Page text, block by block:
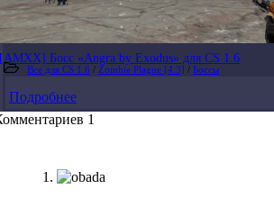
[AMXX] Босс «Angra by Exodus» для CS 1.6
Все для CS 1.6 / Zombie Plague [4.3] / Боссы
Подробнее
1